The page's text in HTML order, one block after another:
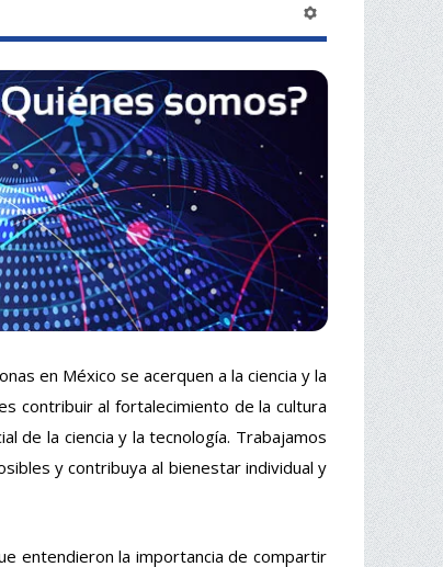
en México se acerquen a la ciencia y la
contribuir al fortalecimiento de la cultura
de la ciencia y la tecnología. Trabajamos
y contribuya al bienestar individual y
entendieron la importancia de compartir